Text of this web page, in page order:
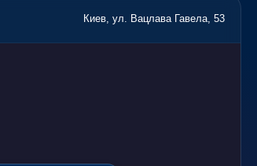
Киев, ул. Вацлава Гавела, 53